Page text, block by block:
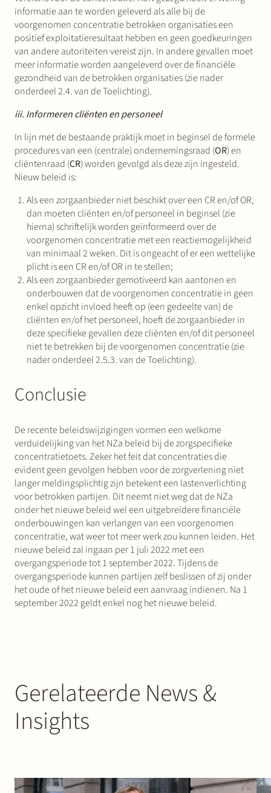
informatie aan te worden geleverd als alle bij de
voorgenomen concentratie betrokken organisaties een
positief exploitatieresultaat hebben en geen goedkeuringen
van andere autoriteiten vereist zijn. In andere gevallen moet
meer informatie worden aangeleverd over de financiële
gezondheid van de betrokken organisaties (zie nader
onderdeel 2.4. van de Toelichting).
iii. Informeren cliënten en personeel
In lijn met de bestaande praktijk moet in beginsel de formele
procedures van een (centrale) ondernemingsraad (OR) en
cliëntenraad (CR) worden gevolgd als deze zijn ingesteld.
Nieuw beleid is:
Als een zorgaanbieder niet beschikt over een CR en/of OR,
dan moeten cliënten en/of personeel in beginsel (zie
hierna) schriftelijk worden geïnformeerd over de
voorgenomen concentratie met een reactiemogelijkheid
van minimaal 2 weken. Dit is ongeacht of er een wettelijke
plicht is een CR en/of OR in te stellen;
Als een zorgaanbieder gemotiveerd kan aantonen en
onderbouwen dat de voorgenomen concentratie in geen
enkel opzicht invloed heeft op (een gedeelte van) de
cliënten en/of het personeel, hoeft de zorgaanbieder in
deze specifieke gevallen deze cliënten en/of dit personeel
niet te betrekken bij de voorgenomen concentratie (zie
nader onderdeel 2.5.3. van de Toelichting).
Conclusie
De recente beleidswijzigingen vormen een welkome
verduidelijking van het NZa beleid bij de zorgspecifieke
concentratietoets. Zeker het feit dat concentraties die
evident geen gevolgen hebben voor de zorgverlening niet
langer meldingsplichtig zijn betekent een lastenverlichting
voor betrokken partijen. Dit neemt niet weg dat de NZa
onder het nieuwe beleid wel een uitgebreidere financiële
onderbouwingen kan verlangen van een voorgenomen
concentratie, wat weer tot meer werk zou kunnen leiden. Het
nieuwe beleid zal ingaan per 1 juli 2022 met een
overgangsperiode tot 1 september 2022. Tijdens de
overgangsperiode kunnen partijen zelf beslissen of zij onder
het oude of het nieuwe beleid een aanvraag indienen. Na 1
september 2022 geldt enkel nog het nieuwe beleid.
Gerelateerde News &
Insights